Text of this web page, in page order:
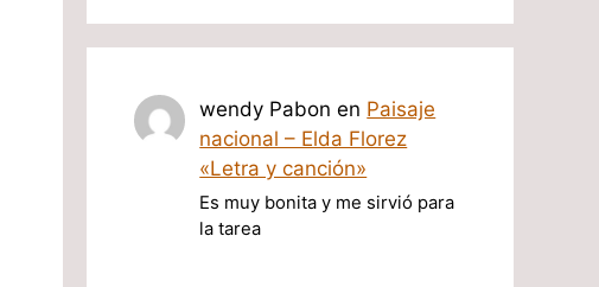
wendy Pabon en Paisaje
nacional – Elda Florez
«Letra y canción»
Es muy bonita y me sirvió para
la tarea